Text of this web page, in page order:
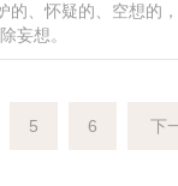
、怀疑的、空想的
妄想。
5 6 下